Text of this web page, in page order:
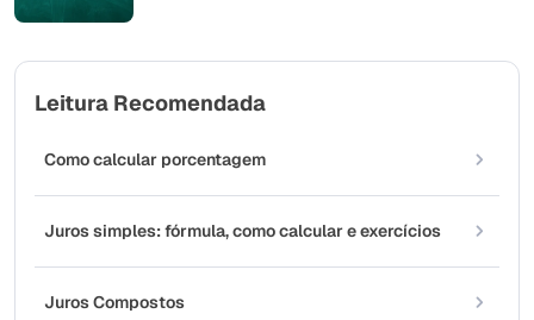
Leitura Recomendada
Como calcular porcentagem
Juros simples: fórmula, como calcular e exercícios
Juros Compostos